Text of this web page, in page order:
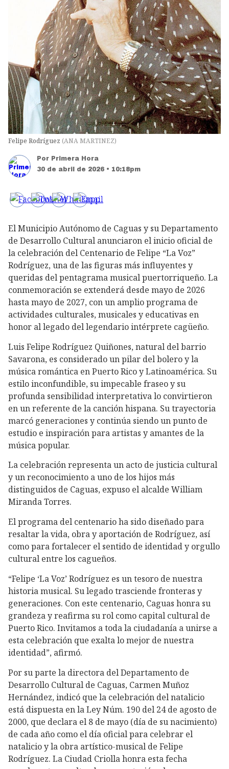
Felipe Rodríguez (ANA MARTINEZ)
Por Primera Hora
30 de abril de 2026 • 10:18pm
El Municipio Autónomo de Caguas y su Departamento
de Desarrollo Cultural anunciaron el inicio oficial de
la celebración del Centenario de Felipe “La Voz”
Rodríguez, una de las figuras más influyentes y
queridas del pentagrama musical puertorriqueño. La
conmemoración se extenderá desde mayo de 2026
hasta mayo de 2027, con un amplio programa de
actividades culturales, musicales y educativas en
honor al legado del legendario intérprete cagüeño.
Luis Felipe Rodríguez Quiñones, natural del barrio
Savarona, es considerado un pilar del bolero y la
música romántica en Puerto Rico y Latinoamérica. Su
estilo inconfundible, su impecable fraseo y su
profunda sensibilidad interpretativa lo convirtieron
en un referente de la canción hispana. Su trayectoria
marcó generaciones y continúa siendo un punto de
estudio e inspiración para artistas y amantes de la
música popular.
La celebración representa un acto de justicia cultural
y un reconocimiento a uno de los hijos más
distinguidos de Caguas, expuso el alcalde William
Miranda Torres.
El programa del centenario ha sido diseñado para
resaltar la vida, obra y aportación de Rodríguez, así
como para fortalecer el sentido de identidad y orgullo
cultural entre los cagueños.
“Felipe ‘La Voz’ Rodríguez es un tesoro de nuestra
historia musical. Su legado trasciende fronteras y
generaciones. Con este centenario, Caguas honra su
grandeza y reafirma su rol como capital cultural de
Puerto Rico. Invitamos a toda la ciudadanía a unirse a
esta celebración que exalta lo mejor de nuestra
identidad”, afirmó.
Por su parte la directora del Departamento de
Desarrollo Cultural de Caguas, Carmen Muñoz
Hernández, indicó que la celebración del natalicio
está dispuesta en la Ley Núm. 190 del 24 de agosto de
2000, que declara el 8 de mayo (día de su nacimiento)
de cada año como el día oficial para celebrar el
natalicio y la obra artístico-musical de Felipe
Rodríguez. La Ciudad Criolla honra esta fecha